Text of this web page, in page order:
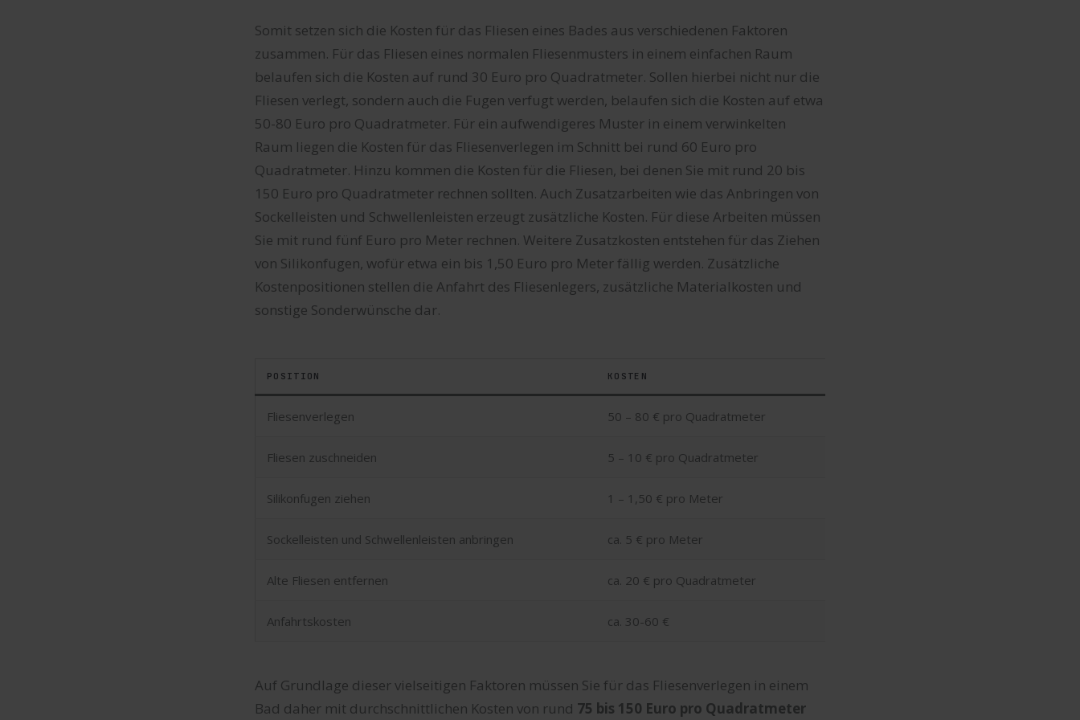
Somit setzen sich die Kosten für das Fliesen eines Bades aus verschiedenen Faktoren
zusammen. Für das Fliesen eines normalen Fliesenmusters in einem einfachen Raum
belaufen sich die Kosten auf rund 30 Euro pro Quadratmeter. Sollen hierbei nicht nur die
Fliesen verlegt, sondern auch die Fugen verfugt werden, belaufen sich die Kosten auf etwa
50-80 Euro pro Quadratmeter. Für ein aufwendigeres Muster in einem verwinkelten
Raum liegen die Kosten für das Fliesenverlegen im Schnitt bei rund 60 Euro pro
Quadratmeter. Hinzu kommen die Kosten für die Fliesen, bei denen Sie mit rund 20 bis
150 Euro pro Quadratmeter rechnen sollten. Auch Zusatzarbeiten wie das Anbringen von
Sockelleisten und Schwellenleisten erzeugt zusätzliche Kosten. Für diese Arbeiten müssen
Sie mit rund fünf Euro pro Meter rechnen. Weitere Zusatzkosten entstehen für das Ziehen
von Silikonfugen, wofür etwa ein bis 1,50 Euro pro Meter fällig werden. Zusätzliche
Kostenpositionen stellen die Anfahrt des Fliesenlegers, zusätzliche Materialkosten und
sonstige Sonderwünsche dar.
POSITION KOSTEN
Fliesenverlegen 50 – 80 € pro Quadratmeter
Fliesen zuschneiden 5 – 10 € pro Quadratmeter
Silikonfugen ziehen 1 – 1,50 € pro Meter
Sockelleisten und Schwellenleisten anbringen ca. 5 € pro Meter
Alte Fliesen entfernen ca. 20 € pro Quadratmeter
Anfahrtskosten ca. 30-60 €
Auf Grundlage dieser vielseitigen Faktoren müssen Sie für das Fliesenverlegen in einem
Bad daher mit durchschnittlichen Kosten von rund 75 bis 150 Euro pro Quadratmeter